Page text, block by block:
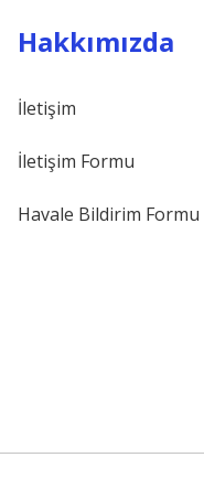
Hakkımızda
İletişim
İletişim Formu
Havale Bildirim Formu